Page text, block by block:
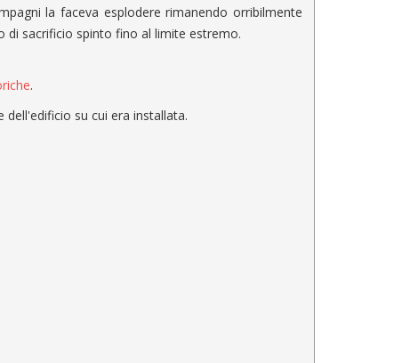
la faceva esplodere rimanendo orribilmente
di sacrificio spinto fino al limite estremo.
.
su cui era installata.